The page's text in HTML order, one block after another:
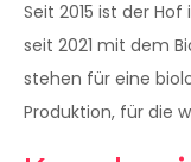
Seit 2015 ist der
seit 2021 mit dem
stehen für eine
Produktion, für die